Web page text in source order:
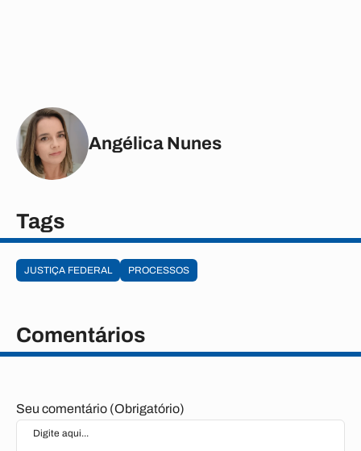
Angélica Nunes
Tags
JUSTIÇA FEDERAL PROCESSOS
Comentários
Seu comentário (Obrigatório)